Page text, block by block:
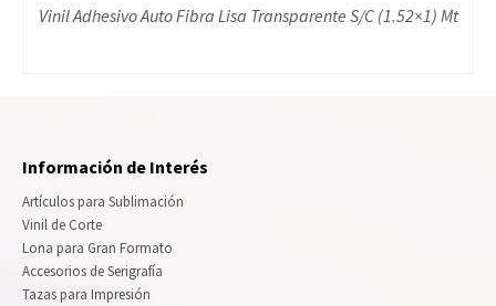
Vinil Adhesivo Auto Fibra Lisa Transparente S/C (1.52×1) Mt
Información de Interés
Artículos para Sublimación
Vinil de Corte
Lona para Gran Formato
Accesorios de Serigrafía
Tazas para Impresión